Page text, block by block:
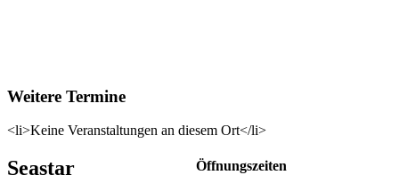
Weitere Termine
<li>Keine Veranstaltungen an diesem Ort</li>
Seastar Öffnungszeiten